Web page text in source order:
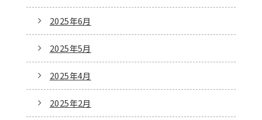
2025年6月
2025年5月
2025年4月
2025年2月